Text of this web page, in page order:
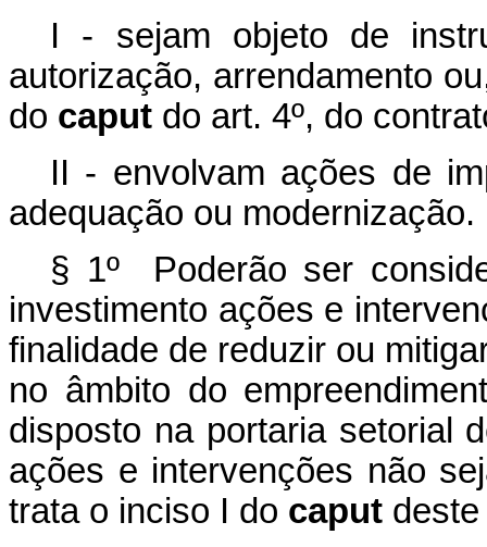
I - sejam objeto de
autorização, arrendamento
do caput do art. 4º, do
II - envolvam ações de
adequação ou modernização.
§ 1º Poderão ser
investimento ações e
finalidade de reduzir ou
no âmbito do
disposto na portaria setorial
ações e intervenções não
trata o inciso I do caput